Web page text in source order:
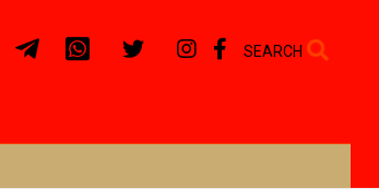
SEARCH